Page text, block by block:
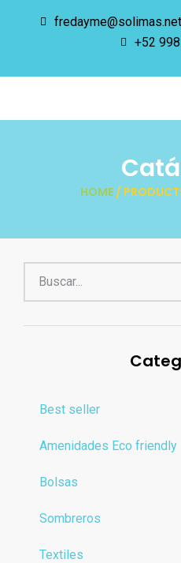
fredayme@solimas.net
+52
HOME /
Best seller
Amenidades Eco friendly
Bolsas
Sombreros
Textiles